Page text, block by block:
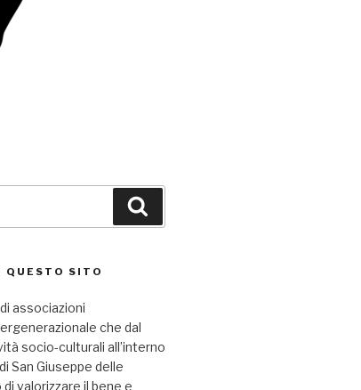
QUESTO SITO
associazioni
che dal
socio-culturali all’interno
San Giuseppe delle
valorizzare il bene e